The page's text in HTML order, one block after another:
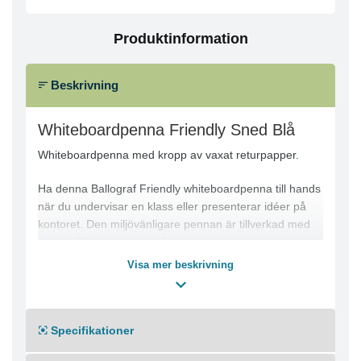
Produktinformation
Beskrivning
Whiteboardpenna Friendly Sned Blå
Whiteboardpenna med kropp av vaxat returpapper.
Ha denna Ballograf Friendly whiteboardpenna till hands
när du undervisar en klass eller presenterar idéer på
kontoret. Den miljövänligare pennan är tillverkad med
vilket gör den till ett perfekt komplement i skolor och på
denna Ballograf Friendly whiteboardpenna vackert och
suddar rent varje gång. Skrivlängd ca 1500 m
Visa mer beskrivning
Specifikationer